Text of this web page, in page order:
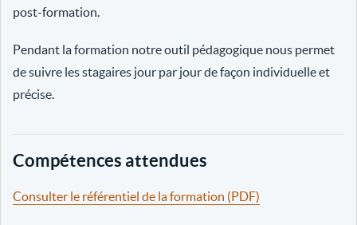
post-formation.
Pendant la formation notre outil pédagogique nous permet
de suivre les stagaires jour par jour de façon individuelle et
précise.
Compétences attendues
Consulter le référentiel de la formation (PDF)